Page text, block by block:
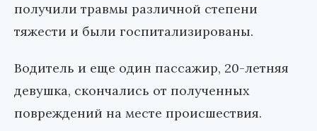
получили травмы различной степени
тяжести и были госпитализированы.
Водитель и еще один пассажир, 20-летняя
девушка, скончались от полученных
повреждений на месте происшествия.